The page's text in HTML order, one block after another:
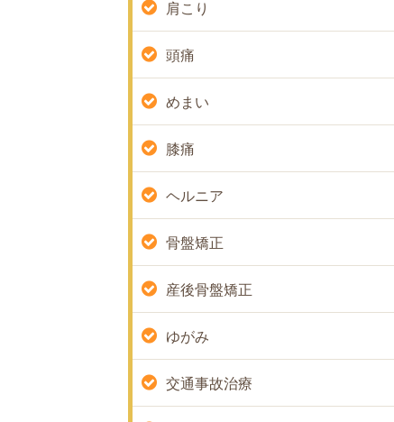
肩こり
頭痛
めまい
膝痛
ヘルニア
骨盤矯正
産後骨盤矯正
ゆがみ
交通事故治療